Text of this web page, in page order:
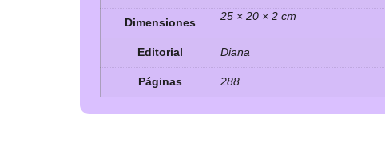
Dimensiones
25 × 20 × 2 cm
Editorial Diana
Páginas 288